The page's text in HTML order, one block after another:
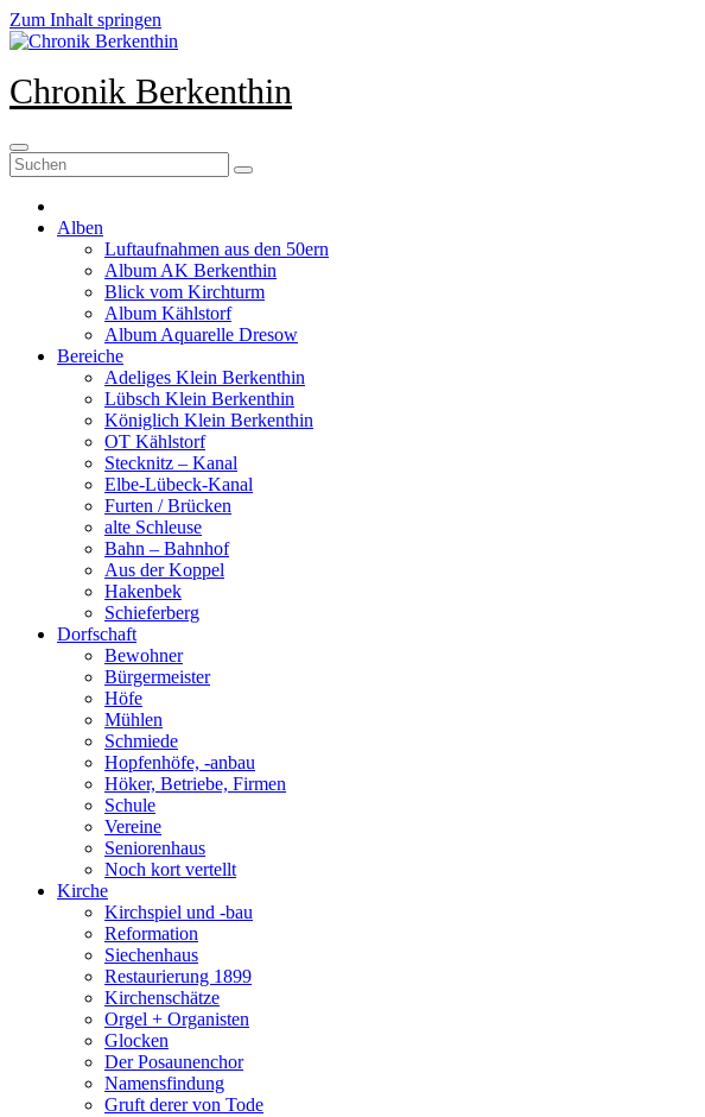
Zum Inhalt springen
Chronik Berkenthin
Alben
Luftaufnahmen aus den 50ern
Album AK Berkenthin
Blick vom Kirchturm
Album Kählstorf
Album Aquarelle Dresow
Bereiche
Adeliges Klein Berkenthin
Lübsch Klein Berkenthin
Königlich Klein Berkenthin
OT Kählstorf
Stecknitz – Kanal
Elbe-Lübeck-Kanal
Furten / Brücken
alte Schleuse
Bahn – Bahnhof
Aus der Koppel
Hakenbek
Schieferberg
Dorfschaft
Bewohner
Bürgermeister
Höfe
Mühlen
Schmiede
Hopfenhöfe, -anbau
Höker, Betriebe, Firmen
Schule
Vereine
Seniorenhaus
Noch kort vertellt
Kirche
Kirchspiel und -bau
Reformation
Siechenhaus
Restaurierung 1899
Kirchenschätze
Orgel + Organisten
Glocken
Der Posaunenchor
Namensfindung
Gruft derer von Tode